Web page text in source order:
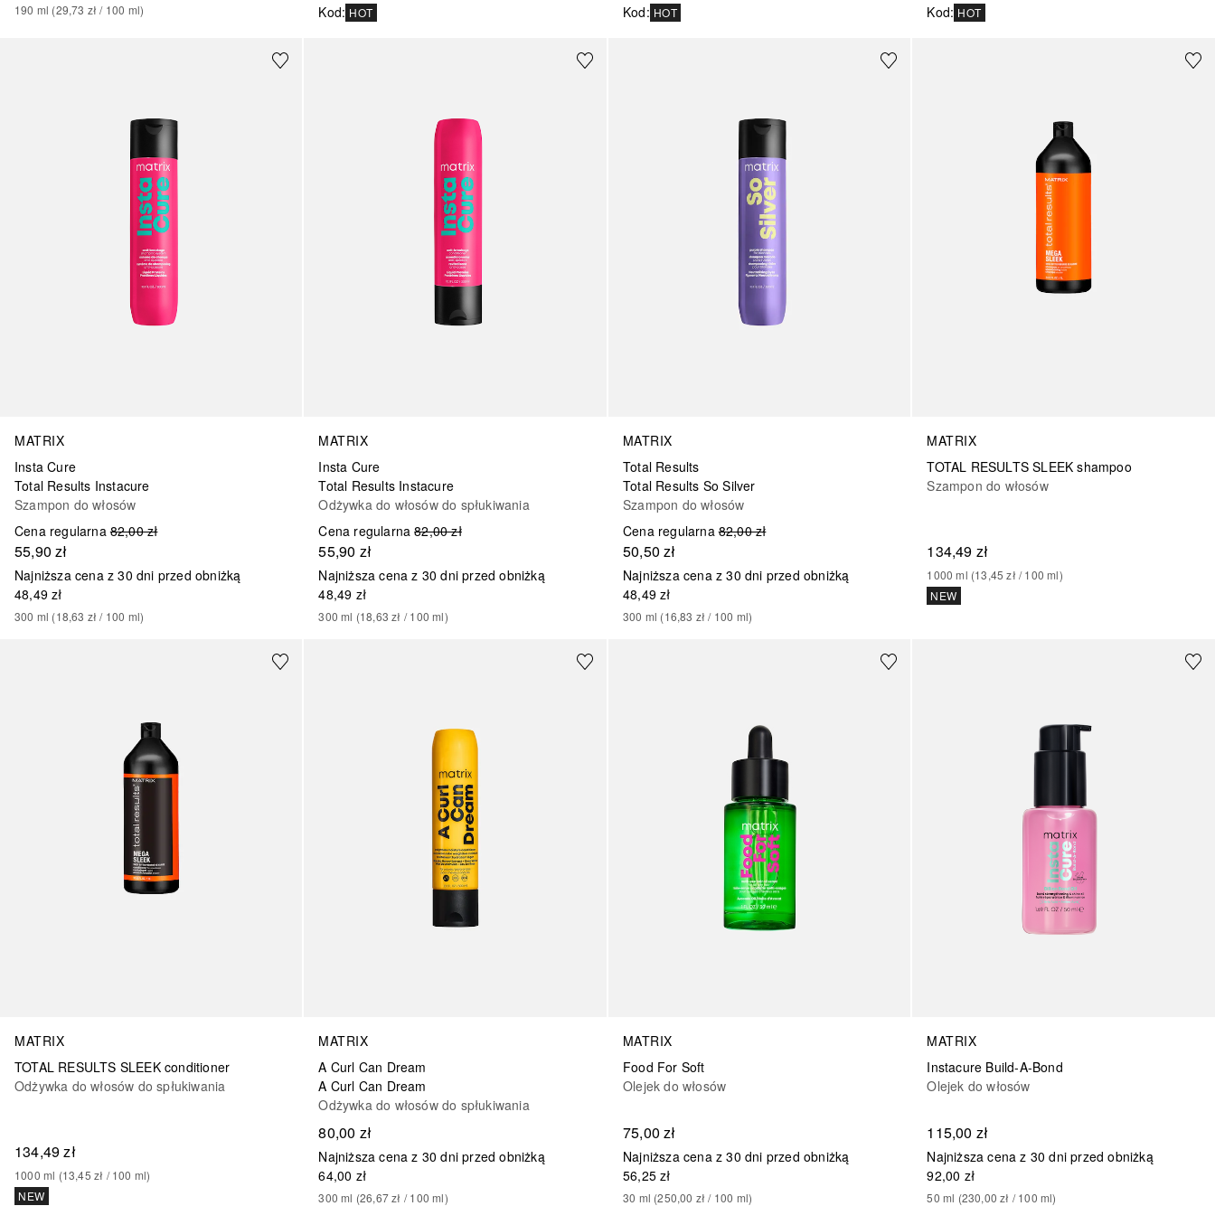
190 ml (29,73 zł / 100 ml) Kod: HOT Kod: HOT Kod: HOT
MATRIX
Insta Cure
Total Results Instacure
Szampon do włosów
Cena regularna 82,00 zł
55,90 zł
Najniższa cena z 30 dni przed obniżką
48,49 zł
300 ml (18,63 zł / 100 ml)
MATRIX
Insta Cure
Total Results Instacure
Odżywka do włosów do spłukiwania
Cena regularna 82,00 zł
55,90 zł
Najniższa cena z 30 dni przed obniżką
48,49 zł
300 ml (18,63 zł / 100 ml)
MATRIX
Total Results
Total Results So Silver
Szampon do włosów
Cena regularna 82,00 zł
50,50 zł
Najniższa cena z 30 dni przed obniżką
48,49 zł
300 ml (16,83 zł / 100 ml)
MATRIX
TOTAL RESULTS SLEEK shampoo
Szampon do włosów
134,49 zł
1000 ml (13,45 zł / 100 ml)
NEW
MATRIX
TOTAL RESULTS SLEEK conditioner
Odżywka do włosów do spłukiwania
134,49 zł
1000 ml (13,45 zł / 100 ml)
NEW
MATRIX
A Curl Can Dream
A Curl Can Dream
Odżywka do włosów do spłukiwania
80,00 zł
Najniższa cena z 30 dni przed obniżką
64,00 zł
300 ml (26,67 zł / 100 ml)
MATRIX
Food For Soft
Olejek do włosów
75,00 zł
Najniższa cena z 30 dni przed obniżką
56,25 zł
30 ml (250,00 zł / 100 ml)
MATRIX
Instacure Build-A-Bond
Olejek do włosów
115,00 zł
Najniższa cena z 30 dni przed obniżką
92,00 zł
50 ml (230,00 zł / 100 ml)